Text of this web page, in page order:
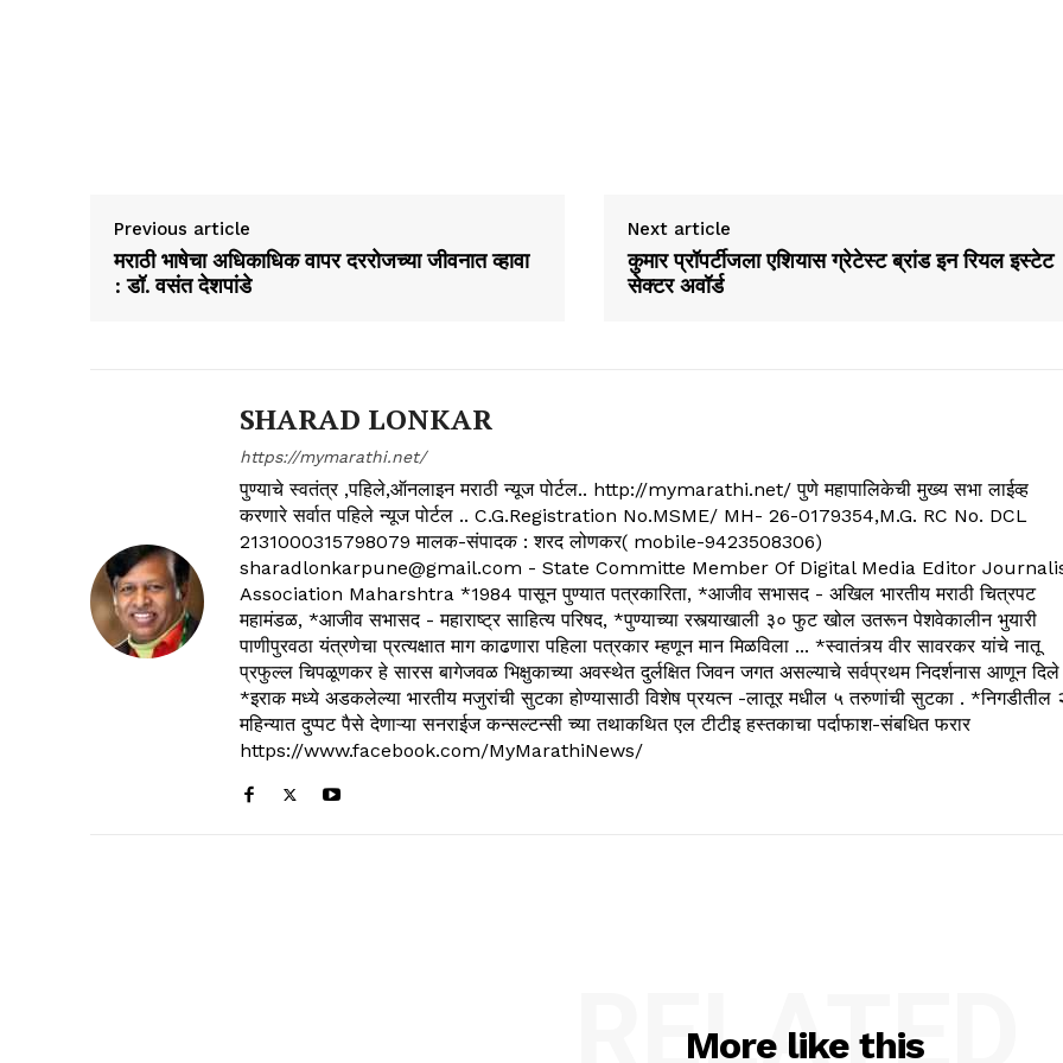
Previous article
मराठी भाषेचा अधिकाधिक वापर दररोजच्या जीवनात व्हावा
: डॉ. वसंत देशपांडे
Next article
कुमार प्रॉपर्टीजला एशियास ग्रेटेस्ट ब्रांड इन रियल इस्टेट
सेक्टर अवॉर्ड
SHARAD LONKAR
https://mymarathi.net/
पुण्याचे स्वतंत्र ,पहिले,ऑनलाइन मराठी न्यूज पोर्टल.. http://mymarathi.net/ पुणे महापालिकेची मुख्य सभा लाईव्ह
करणारे सर्वात पहिले न्यूज पोर्टल .. C.G.Registration No.MSME/ MH- 26-0179354,M.G. RC No. DCL
2131000315798079 मालक-संपादक : शरद लोणकर( mobile-9423508306)
sharadlonkarpune@gmail.com - State Committe Member Of Digital Media Editor
Association Maharshtra *1984 पासून पुण्यात पत्रकारिता, *आजीव सभासद - अखिल भारतीय मराठी चित्रपट
महामंडळ, *आजीव सभासद - महाराष्ट्र साहित्य परिषद, *पुण्याच्या रस्त्याखाली ३० फुट खोल उतरून पेशवेकालीन भुयारी
पाणीपुरवठा यंत्रणेचा प्रत्यक्षात माग काढणारा पहिला पत्रकार म्हणून मान मिळविला ... *स्वातंत्र्य वीर सावरकर यांचे नातू
प्रफुल्ल चिपळूणकर हे सारस बागेजवळ भिक्षुकाच्या अवस्थेत दुर्लक्षित जिवन जगत असल्याचे सर्वप्रथम निदर्शनास आणून दिले
*इराक मध्ये अडकलेल्या भारतीय मजुरांची सुटका होण्यासाठी विशेष प्रयत्न -लातूर मधील ५ तरुणांची सुटका . *निगडीतील
महिन्यात दुप्पट पैसे देणाऱ्या सनराईज कन्सल्टन्सी च्या तथाकथित एल टीटीइ हस्तकाचा पर्दाफाश-संबधित फरार
https://www.facebook.com/MyMarathiNews/
More like this
RELATED